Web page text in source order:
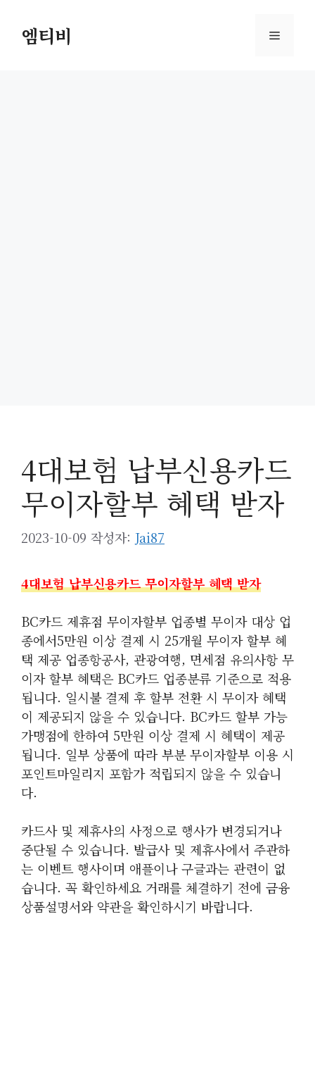
엠티비 메
4대보험 납부신용카드
무이자할부 혜택 받자
2023-10-09 작성자: Jai87
4대보험 납부신용카드 무이자할부 혜택 받자
BC카드 제휴점 무이자할부 업종별 무이자 대상 업
종에서5만원 이상 결제 시 25개월 무이자 할부 혜
택 제공 업종항공사, 관광여행, 면세점 유의사항 무
이자 할부 혜택은 BC카드 업종분류 기준으로 적용
됩니다. 일시불 결제 후 할부 전환 시 무이자 혜택
이 제공되지 않을 수 있습니다. BC카드 할부 가능
가맹점에 한하여 5만원 이상 결제 시 혜택이 제공
됩니다. 일부 상품에 따라 부분 무이자할부 이용 시
포인트마일리지 포함가 적립되지 않을 수 있습니
다.
카드사 및 제휴사의 사정으로 행사가 변경되거나
중단될 수 있습니다. 발급사 및 제휴사에서 주관하
는 이벤트 행사이며 애플이나 구글과는 관련이 없
습니다. 꼭 확인하세요 거래를 체결하기 전에 금융
상품설명서와 약관을 확인하시기 바랍니다.